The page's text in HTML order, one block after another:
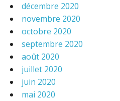
décembre 2020
novembre 2020
octobre 2020
septembre 2020
août 2020
juillet 2020
juin 2020
mai 2020